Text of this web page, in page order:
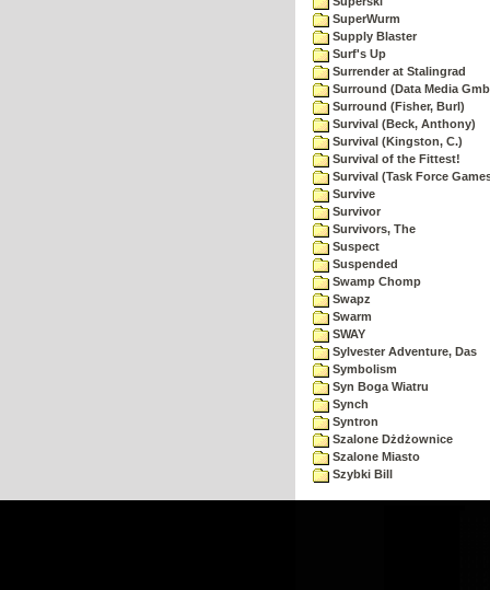
SuperWurm
Supply Blaster
Surf's Up
Surrender at Stalingrad
Surround (Data Media
Surround (Fisher, Burl)
Survival (Beck, Anthony)
Survival (Kingston, C.)
Survival of the Fittest!
Survival (Task Force
Survive
Survivor
Survivors, The
Suspect
Suspended
Swamp Chomp
Swapz
Swarm
SWAY
Sylvester Adventure, Das
Symbolism
Syn Boga Wiatru
Synch
Syntron
Szalone Dżdżownice
Szalone Miasto
Szybki Bill